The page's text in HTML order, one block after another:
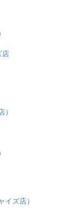
店
ズ店）